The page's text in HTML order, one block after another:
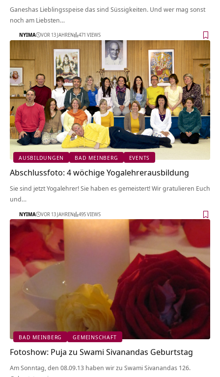
Ganeshas Lieblingsspeise das sind Süssigkeiten. Und wer mag sonst
noch am Liebsten…
NYIMA VOR 13 JAHREN 471 VIEWS
AUSBILDUNGEN BAD MEINBERG EVENTS
Abschlussfoto: 4 wöchige Yogalehrerausbildung
Sie sind jetzt Yogalehrer! Sie haben es gemeistert! Wir gratulieren Euch
und…
NYIMA VOR 13 JAHREN 495 VIEWS
BAD MEINBERG GEMEINSCHAFT
Fotoshow: Puja zu Swami Sivanandas Geburtstag
Am Sonntag, den 08.09.13 haben wir zu Swami Sivanandas 126.